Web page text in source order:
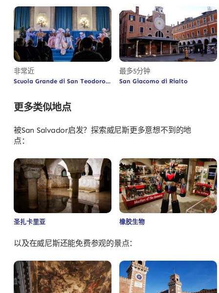
非常近
Scuola Grande di San Teodoro
最多5分钟
San Giacomo di Rialto
更多类似地点
被San Salvador启发？探索威尼斯更多意想不到的地
点：
圣扎卡里亚 橡胶生物
以及在威尼斯还能免费参观的景点：